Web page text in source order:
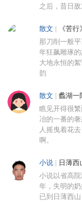
之后，昔日
散文 | 《苦行
那刀削一般
年狂飙雕琢
大地永恒的
韵
散文 | 蠡湖一
瞧见开得很
冶的一番的
人摇曳着花
啊。
小说 | 日薄西
小说以省高
年，失明的
已到日薄西